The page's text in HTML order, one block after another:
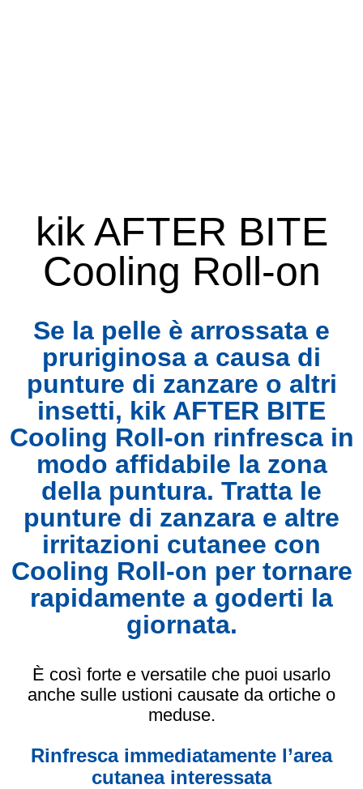
kik AFTER BITE
Cooling Roll-on
Se la pelle è arrossata e
pruriginosa a causa di
punture di zanzare o altri
insetti, kik AFTER BITE
Cooling Roll-on rinfresca in
modo affidabile la zona
della puntura. Tratta le
punture di zanzara e altre
irritazioni cutanee con
Cooling Roll-on per tornare
rapidamente a goderti la
giornata.
È così forte e versatile che puoi usarlo
anche sulle ustioni causate da ortiche o
meduse.
Rinfresca immediatamente l’area
cutanea interessata